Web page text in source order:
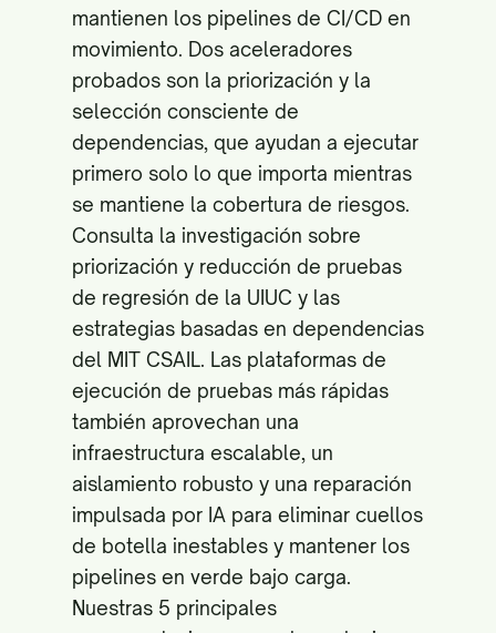
mantienen los pipelines de CI/CD en
movimiento. Dos aceleradores
probados son la priorización y la
selección consciente de
dependencias, que ayudan a ejecutar
primero solo lo que importa mientras
se mantiene la cobertura de riesgos.
Consulta la investigación sobre
priorización y reducción de pruebas
de regresión de la UIUC y las
estrategias basadas en dependencias
del MIT CSAIL. Las plataformas de
ejecución de pruebas más rápidas
también aprovechan una
infraestructura escalable, un
aislamiento robusto y una reparación
impulsada por IA para eliminar cuellos
de botella inestables y mantener los
pipelines en verde bajo carga.
Nuestras 5 principales